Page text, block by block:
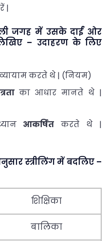
|
जगह में उसके दाईं ओर
– उदाहरण के लिए
करते थे | (नियम)
का आधार मानते थे |
आकर्षित करते थे |
स्त्रीलिंग में बदलिए –
शिक्षिका
बालिका